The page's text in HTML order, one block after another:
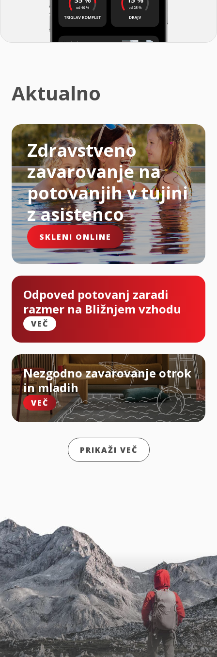
Aktualno
Zdravstveno
zavarovanje na
potovanjih v tujini
z asistenco
SKLENI ONLINE
Odpoved potovanj zaradi
razmer na Bližnjem vzhodu
VEČ
Nezgodno zavarovanje otrok
in mladih
VEČ
PRIKAŽI VEČ